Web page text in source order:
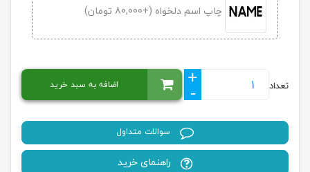
چاپ اسم دلخواه (+80,000 تومان)
تعداد
+
-
اضافه به سبد خرید
سوالات متداول
راهنمای خرید